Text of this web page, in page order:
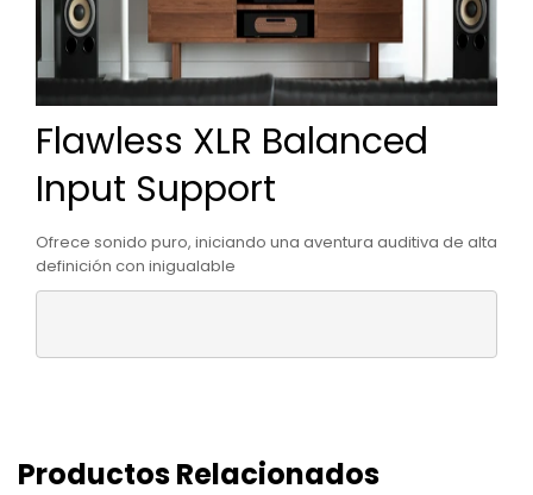
Flawless XLR Balanced
Input Support
Ofrece sonido puro, iniciando una aventura auditiva de alta
definición con inigualable
Productos Relacionados